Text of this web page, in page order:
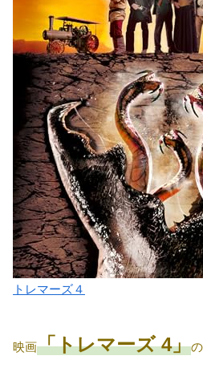
トレマーズ４
映画「トレマーズ 4」